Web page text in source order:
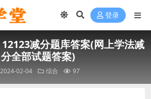
登录
12123减分题库答案(网上学法减
分全部试题答案)
2024-02-04 综合 97